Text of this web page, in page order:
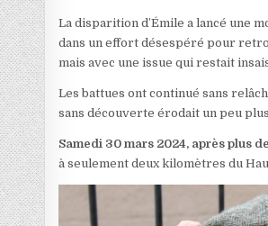
La disparition d’Émile a lancé une
dans un effort désespéré pour
mais avec une issue qui restait
Les battues ont continué sans
sans découverte érodait un peu
Samedi 30 mars 2024, après plus
à seulement deux kilomètres du